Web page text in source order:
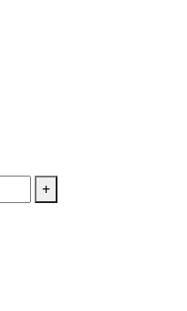
+